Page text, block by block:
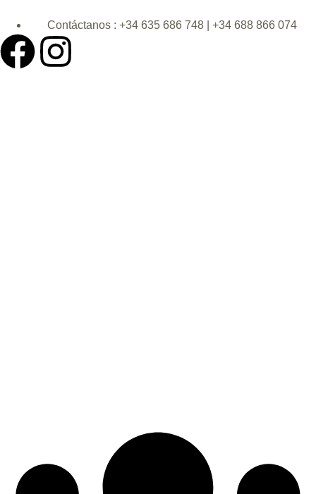
Contáctanos : +34 635 686 748 | +34 688 866 074